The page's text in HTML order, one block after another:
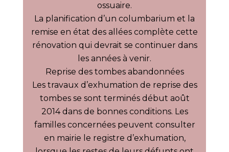
ossuaire.
La planification d’un columbarium et la
remise en état des allées complète cette
rénovation qui devrait se continuer dans
les années à venir.
Reprise des tombes abandonnées
Les travaux d’exhumation de reprise des
tombes se sont terminés début août
2014 dans de bonnes conditions. Les
familles concernées peuvent consulter
en mairie le registre d’exhumation,